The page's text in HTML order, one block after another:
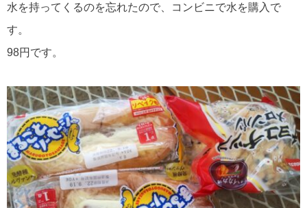
水を持ってくるのを忘れたので、コンビニで水を購入で
す。
98円です。